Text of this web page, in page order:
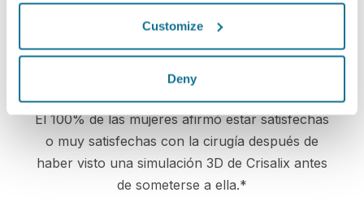
Customize
Deny
Satisfecho
El 100% de las mujeres afirmó estar satisfechas
o muy satisfechas con la cirugía después de
haber visto una simulación 3D de Crisalix antes
de someterse a ella.*